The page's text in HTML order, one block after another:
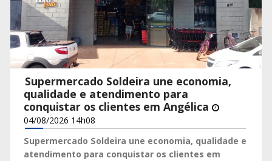
Supermercado Soldeira une economia,
qualidade e atendimento para
conquistar os clientes em Angélica
04/08/2026 14h08
Supermercado Soldeira une economia, qualidade e
atendimento para conquistar os clientes em